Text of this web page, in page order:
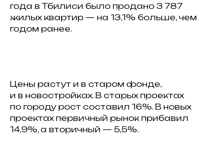
года в Тбилиси было продано 3 787
жилых квартир — на 13,1% больше, чем
годом ранее.
Цены растут и в старом фонде,
и в новостройках. В старых проектах
по городу рост составил 16%. В новых
проектах первичный рынок прибавил
14,9%, а вторичный — 5,5%.